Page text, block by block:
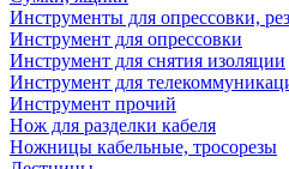
Инструменты для опрессовки,
Инструмент для опрессовки
Инструмент для снятия изоляции
Инструмент для
Инструмент прочий
Нож для разделки кабеля
Ножницы кабельные, тросорезы